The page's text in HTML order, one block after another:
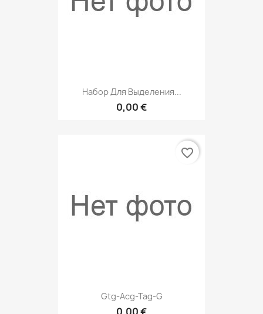
Набор Для Выделения...
0,00 €
Gtg-Acg-Tag-G
favorite_border